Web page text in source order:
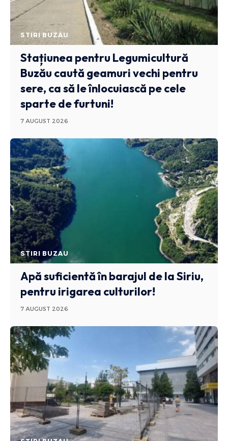
STIRI BUZAU
Stațiunea pentru Legumicultură
Buzău caută geamuri vechi pentru
sere, ca să le înlocuiască pe cele
sparte de furtuni!
7 AUGUST 2026
STIRI BUZAU
Apă suficientă în barajul de la Siriu,
pentru irigarea culturilor!
7 AUGUST 2026